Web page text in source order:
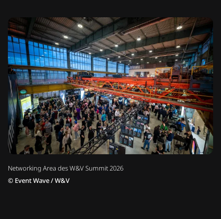
Networking Area des W&V Summit 2026
© Event Wave / W&V